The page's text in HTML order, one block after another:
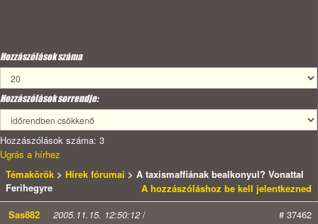
Hozzászólások száma
Hozzászólások sorrendje:
Hozzászólások száma: 3
Ugrás a hírhez
Témakörök > Hírek fórumai > A taxismaffiának bealkonyul? Vonattal
Ferihegyre
A hozzászóláshoz be kell jelentkezned
Sas882
2005.11.15. 12:50:12/
# 37462